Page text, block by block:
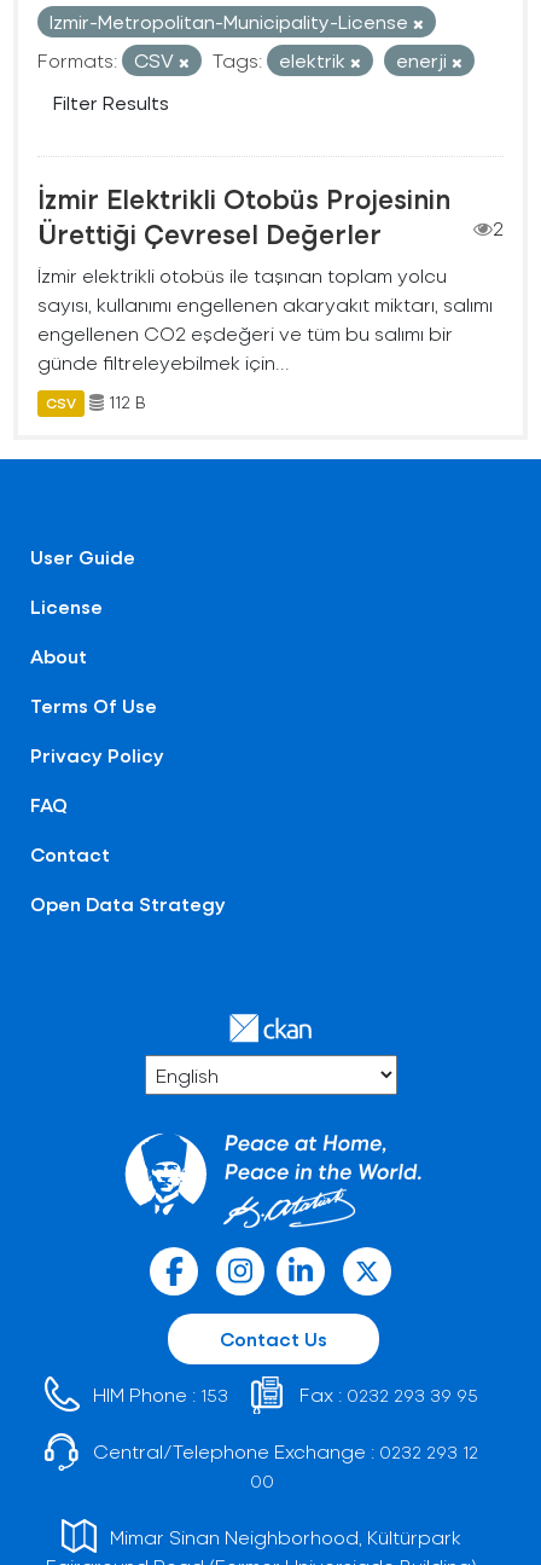
Izmir-Metropolitan-Municipality-License
Formats:
CSV Tags: elektrik
enerji
Filter Results
İzmir Elektrikli Otobüs Projesinin
Ürettiği Çevresel Değerler
2
İzmir elektrikli otobüs ile taşınan toplam yolcu
sayısı, kullanımı engellenen akaryakıt miktarı, salımı
engellenen CO2 eşdeğeri ve tüm bu salımı bir
günde filtreleyebilmek için...
CSV 112 B
User Guide
License
About
Terms Of Use
Privacy Policy
FAQ
Contact
Open Data Strategy
Contact Us
HIM Phone : 153 Fax : 0232 293 39 95
Central/Telephone Exchange : 0232 293 12
00
Mimar Sinan Neighborhood, Kültürpark